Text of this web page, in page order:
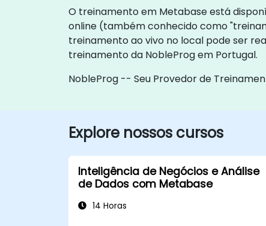
O treinamento em Metabase está
online (também conhecido como
treinamento ao vivo no local pode ser
treinamento da NobleProg em Portugal.
NobleProg -- Seu Provedor de
Explore nossos cursos
Inteligência de Negócios e Análise
de Dados com Metabase
14 Horas